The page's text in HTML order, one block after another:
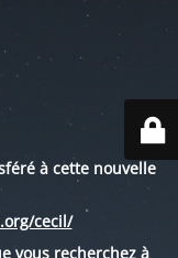
à cette nouvelle
cecil/
vous recherchez à